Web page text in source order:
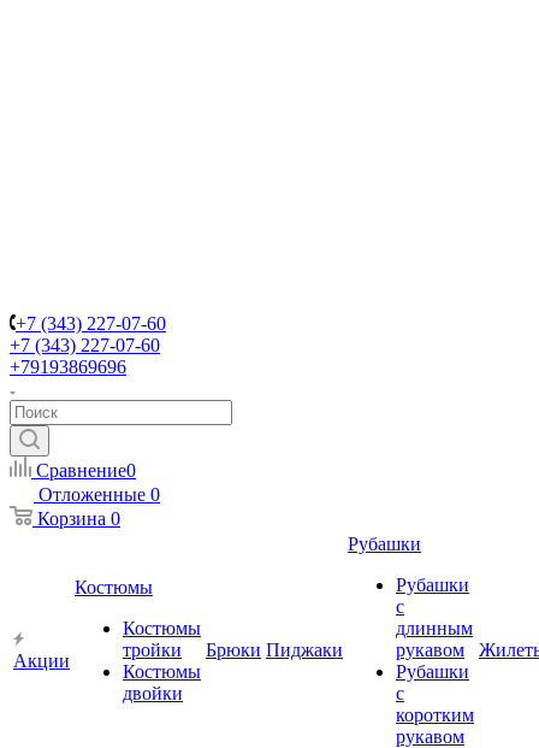
+7 (343) 227-07-60
+7 (343) 227-07-60
+79193869696
Сравнение0
Отложенные 0
Корзина 0
Акции
Костюмы
Костюмы
тройки
Костюмы
двойки
Брюки Пиджаки
Рубашки
Рубашки
с
длинным
рукавом
Рубашки
с
коротким
рукавом